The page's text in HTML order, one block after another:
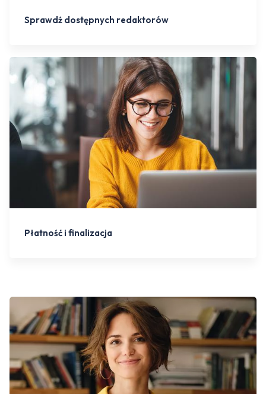
Sprawdź dostępnych redaktorów
Płatność i finalizacja